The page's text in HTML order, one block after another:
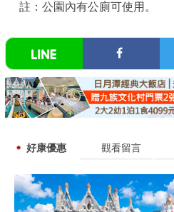
註：公園內有公廁可使用。
好康優惠 觀看留言